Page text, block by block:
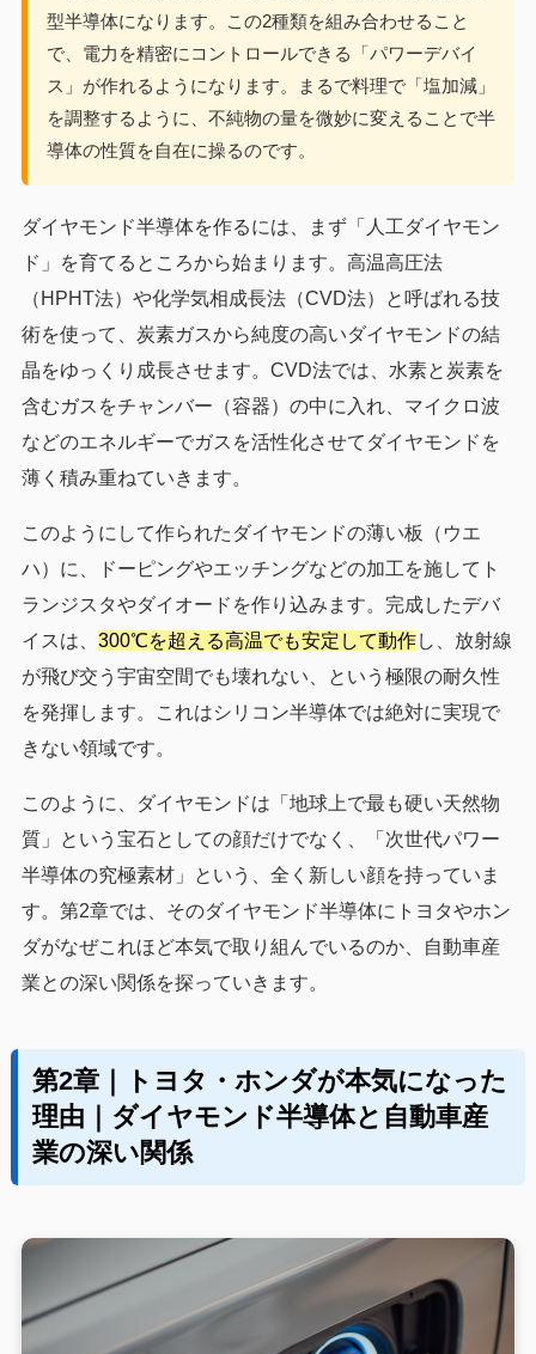
型半導体になります。この2種類を組み合わせること
で、電力を精密にコントロールできる「パワーデバイ
ス」が作れるようになります。まるで料理で「塩加減」
を調整するように、不純物の量を微妙に変えることで半
導体の性質を自在に操るのです。
ダイヤモンド半導体を作るには、まず「人工ダイヤモン
ド」を育てるところから始まります。高温高圧法
（HPHT法）や化学気相成長法（CVD法）と呼ばれる技
術を使って、炭素ガスから純度の高いダイヤモンドの結
晶をゆっくり成長させます。CVD法では、水素と炭素を
含むガスをチャンバー（容器）の中に入れ、マイクロ波
などのエネルギーでガスを活性化させてダイヤモンドを
薄く積み重ねていきます。
このようにして作られたダイヤモンドの薄い板（ウエ
ハ）に、ドーピングやエッチングなどの加工を施してト
ランジスタやダイオードを作り込みます。完成したデバ
イスは、 300℃を超える高温でも安定して動作し、放射線
が飛び交う宇宙空間でも壊れない、という極限の耐久性
を発揮します。これはシリコン半導体では絶対に実現で
きない領域です。
このように、ダイヤモンドは「地球上で最も硬い天然物
質」という宝石としての顔だけでなく、「次世代パワー
半導体の究極素材」という、全く新しい顔を持っていま
す。第2章では、そのダイヤモンド半導体にトヨタやホン
ダがなぜこれほど本気で取り組んでいるのか、自動車産
業との深い関係を探っていきます。
第2章｜トヨタ・ホンダが本気になった
理由｜ダイヤモンド半導体と自動車産
業の深い関係